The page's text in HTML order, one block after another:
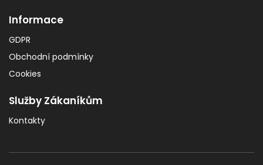
Informace
GDPR
Obchodní podmínky
Cookies
Služby Zákaníkům
Kontakty